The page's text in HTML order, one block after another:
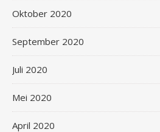
Oktober 2020
September 2020
Juli 2020
Mei 2020
April 2020